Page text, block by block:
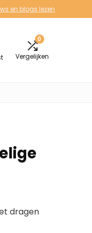
en blogs lezen
0
Vergelijken
dragen